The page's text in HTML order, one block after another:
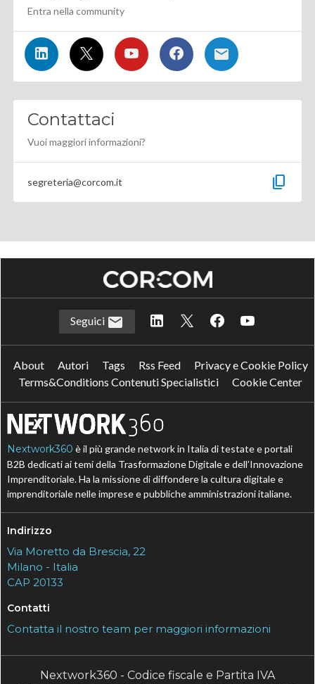
Entra nella community
Contattaci
Vuoi maggiori informazioni?
segreteria@corcom.it content_copy
Seguici
About Autori Tags Rss Feed
Privacy e Cookie Policy
Terms&Conditions Contenuti Specialistici
Cookie Center
Nextwork360 è il più grande network in Italia di testate e portali
B2B dedicati ai temi della Trasformazione Digitale e dell’Innovazione
Imprenditoriale. Ha la missione di diffondere la cultura digitale e
imprenditoriale nelle imprese e pubbliche amministrazioni italiane.
Indirizzo
Via Moretto da Brescia, 22
Milano - Italia
CAP 20133
Contatti
Contatta il nostro team per maggiori informazioni
Nextwork360 - Codice fiscale e Partita IVA